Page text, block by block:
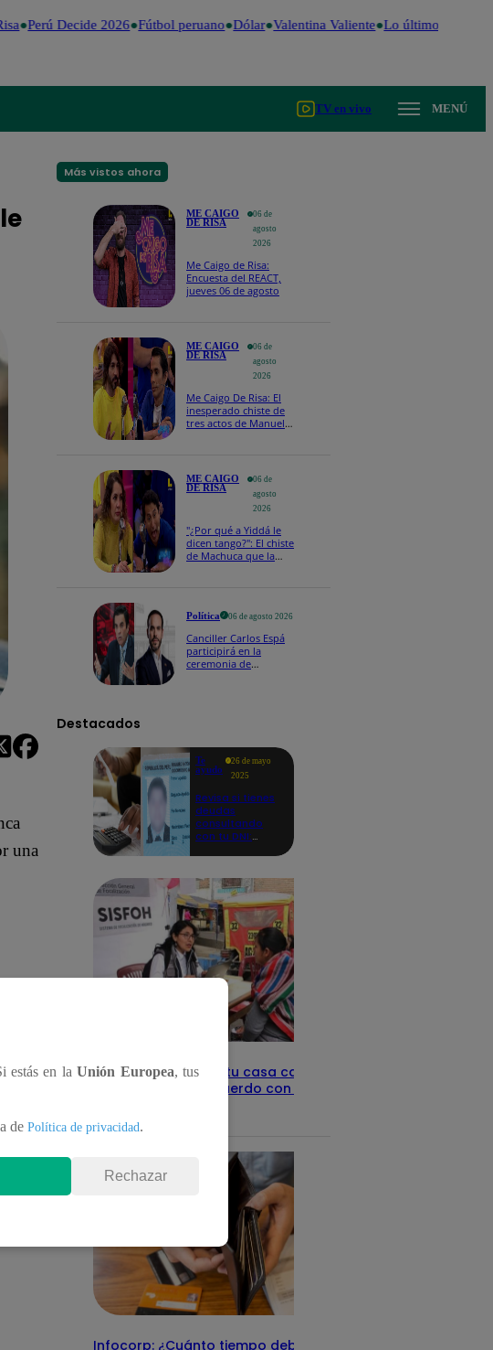
Perú Decide 2026 Fútbol peruano Dólar Valentina Valiente Lo último
TV en vivo MENÚ
una
su
Más vistos ahora
ME CAIGO
DE RISA
06 de
agosto
2026
Me Caigo de Risa:
Encuesta del REACT,
jueves 06 de agosto
ME CAIGO
DE RISA
06 de
agosto
2026
Me Caigo De Risa: El
inesperado chiste de
tres actos de Manuel
ME CAIGO
DE RISA
06 de
agosto
2026
"¿Por qué a Yiddá le
dicen tango?": El chiste
de Machuca que la
Política 06 de agosto 2026
Canciller Carlos Espá
participirá en la
ceremonia de
Destacados
Te
ayudo
26 de mayo
2025
Revisa si tienes
deudas
consultando
con tu DNI:
detalles
Revisa con tu DNI si tu casa califica
como pobre, de acuerdo con el Sisfoh
Infocorp: ¿Cuánto tiempo debe pasar
estás en laUnión Europea, tus
de Política de privacidad.
Rechazar